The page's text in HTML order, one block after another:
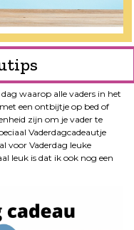
waarop alle vaders in het
een ontbijtje op bed of
zijn om je vader te
Vaderdagcadeautje
voor Vaderdag leuke
leuk is dat ik ook nog een